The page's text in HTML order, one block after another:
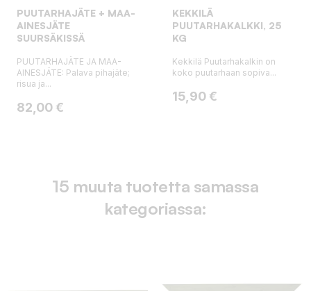
PUUTARHAJÄTE + MAA-
AINESJÄTE
SUURSÄKISSÄ
PUUTARHAJÄTE JA MAA-
AINESJÄTE: Palava pihajäte;
risua ja...
Hinta
82,00 €
KEKKILÄ
PUUTARHAKALKKI, 25
KG
Kekkilä Puutarhakalkin on
koko puutarhaan sopiva...
Hinta
15,90 €
15 muuta tuotetta samassa
kategoriassa: